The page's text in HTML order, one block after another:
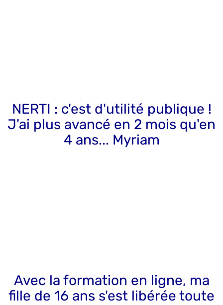
NERTI : c'est d'utilité publique !
J'ai plus avancé en 2 mois qu'en
4 ans... Myriam
Avec la formation en ligne, ma
fille de 16 ans s'est libérée toute